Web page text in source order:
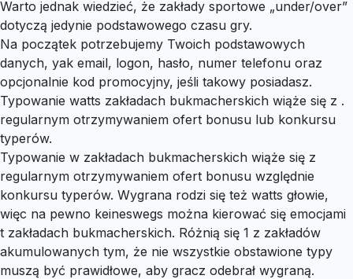
Warto jednak wiedzieć, że zakłady sportowe „under/over”
dotyczą jedynie podstawowego czasu gry.
Na początek potrzebujemy Twoich podstawowych
danych, yak email, logon, hasło, numer telefonu oraz
opcjonalnie kod promocyjny, jeśli takowy posiadasz.
Typowanie watts zakładach bukmacherskich wiąże się z .
regularnym otrzymywaniem ofert bonusu lub konkursu
typerów.
Typowanie w zakładach bukmacherskich wiąże się z
regularnym otrzymywaniem ofert bonusu względnie
konkursu typerów. Wygrana rodzi się też watts głowie,
więc na pewno keineswegs można kierować się emocjami
t zakładach bukmacherskich. Różnią się 1 z zakładów
akumulowanych tym, że nie wszystkie obstawione typy
muszą być prawidłowe, aby gracz odebrał wygraną.